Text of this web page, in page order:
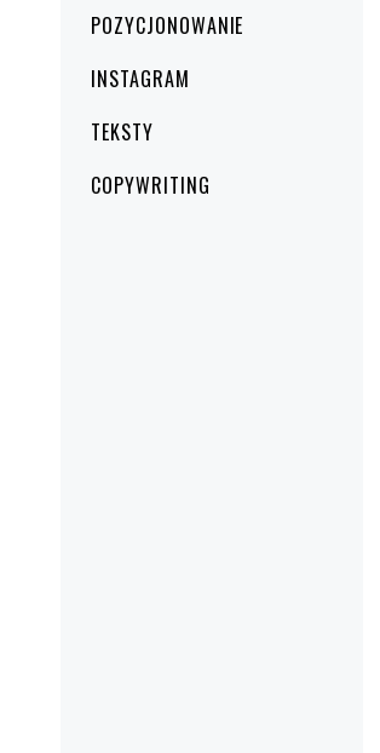
POZYCJONOWANIE
INSTAGRAM
TEKSTY
COPYWRITING